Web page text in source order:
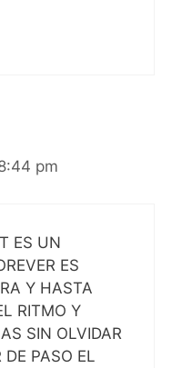
pm
ES UN
ES
Y HASTA
RITMO Y
SIN OLVIDAR
PASO EL